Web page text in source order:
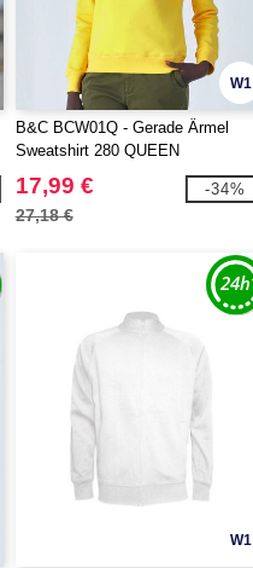
W1
B&C BCW01Q - Gerade Ärmel
Sweatshirt 280 QUEEN
17,99 €
27,18 €
-34%
W1